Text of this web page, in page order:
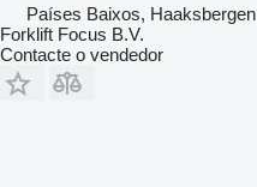
Países Baixos, Haaksbergen
Forklift Focus B.V.
Contacte o vendedor